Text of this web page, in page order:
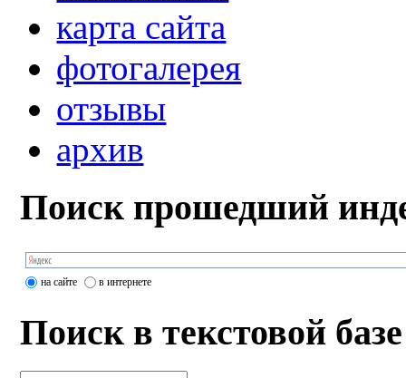
карта сайта
фотогалерея
отзывы
архив
Поиск прошедший
на сайте в интернете
Поиск в текстовой базе